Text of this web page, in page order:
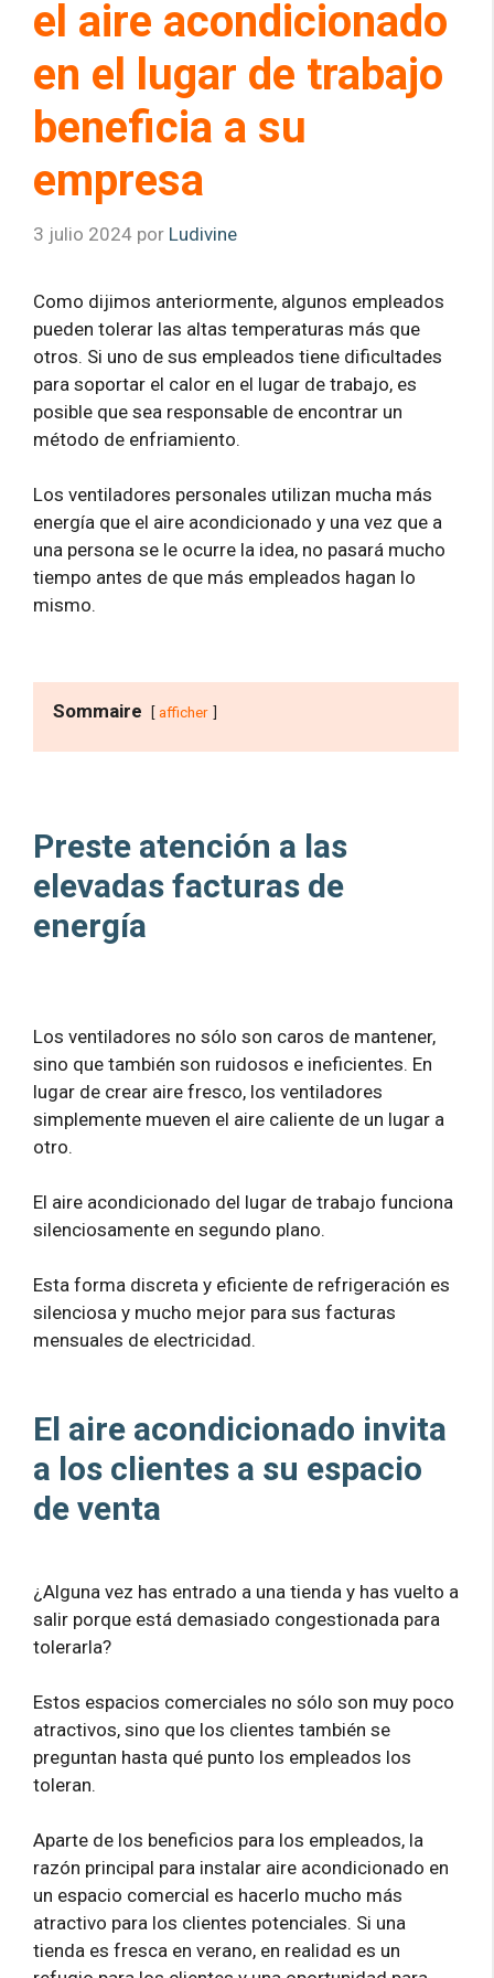
el aire acondicionado
en el lugar de trabajo
beneficia a su
empresa
3 julio 2024 por Ludivine
Como dijimos anteriormente, algunos empleados
pueden tolerar las altas temperaturas más que
otros. Si uno de sus empleados tiene dificultades
para soportar el calor en el lugar de trabajo, es
posible que sea responsable de encontrar un
método de enfriamiento.
Los ventiladores personales utilizan mucha más
energía que el aire acondicionado y una vez que a
una persona se le ocurre la idea, no pasará mucho
tiempo antes de que más empleados hagan lo
mismo.
Sommaire afficher
Preste atención a las
elevadas facturas de
energía
Los ventiladores no sólo son caros de mantener,
sino que también son ruidosos e ineficientes. En
lugar de crear aire fresco, los ventiladores
simplemente mueven el aire caliente de un lugar a
otro.
El aire acondicionado del lugar de trabajo funciona
silenciosamente en segundo plano.
Esta forma discreta y eficiente de refrigeración es
silenciosa y mucho mejor para sus facturas
mensuales de electricidad.
El aire acondicionado invita
a los clientes a su espacio
de venta
¿Alguna vez has entrado a una tienda y has vuelto a
salir porque está demasiado congestionada para
tolerarla?
Estos espacios comerciales no sólo son muy poco
atractivos, sino que los clientes también se
preguntan hasta qué punto los empleados los
toleran.
Aparte de los beneficios para los empleados, la
razón principal para instalar aire acondicionado en
un espacio comercial es hacerlo mucho más
atractivo para los clientes potenciales. Si una
tienda es fresca en verano, en realidad es un